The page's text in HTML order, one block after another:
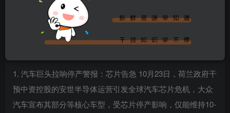
百度热搜新闻
新闻来源：百度热搜榜
1. 汽车巨头拉响停产警报：芯片告急 10月23日，荷兰政府干
预中资控股的安世半导体运营引发全球汽车芯片危机，大众
汽车宣布其部分等核心车型，受芯片停产影响，仅能维持10-